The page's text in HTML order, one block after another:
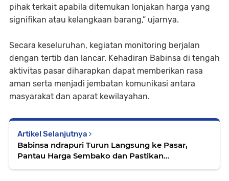
pihak terkait apabila ditemukan lonjakan harga yang
signifikan atau kelangkaan barang,” ujarnya.
Secara keseluruhan, kegiatan monitoring berjalan
dengan tertib dan lancar. Kehadiran Babinsa di tengah
aktivitas pasar diharapkan dapat memberikan rasa
aman serta menjadi jembatan komunikasi antara
masyarakat dan aparat kewilayahan.
Artikel Selanjutnya
Babinsa ndrapuri Turun Langsung ke Pasar,
Pantau Harga Sembako dan Pastikan